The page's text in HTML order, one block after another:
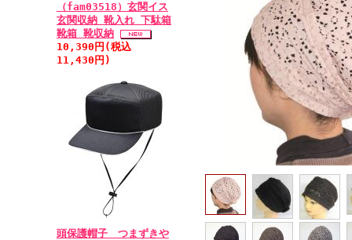
（fam03518）玄関イス
玄関収納 靴入れ 下駄箱
靴箱 靴収納
10,390円(税込
11,430円)
頭保護帽子 つまずきや